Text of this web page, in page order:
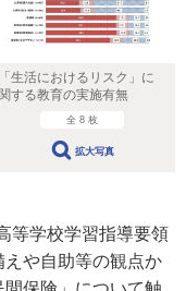
「生活におけるリスク」に
する教育の実施有無
全 8 枚
拡大写真
等学校学習指導要領
や自助等の観点か